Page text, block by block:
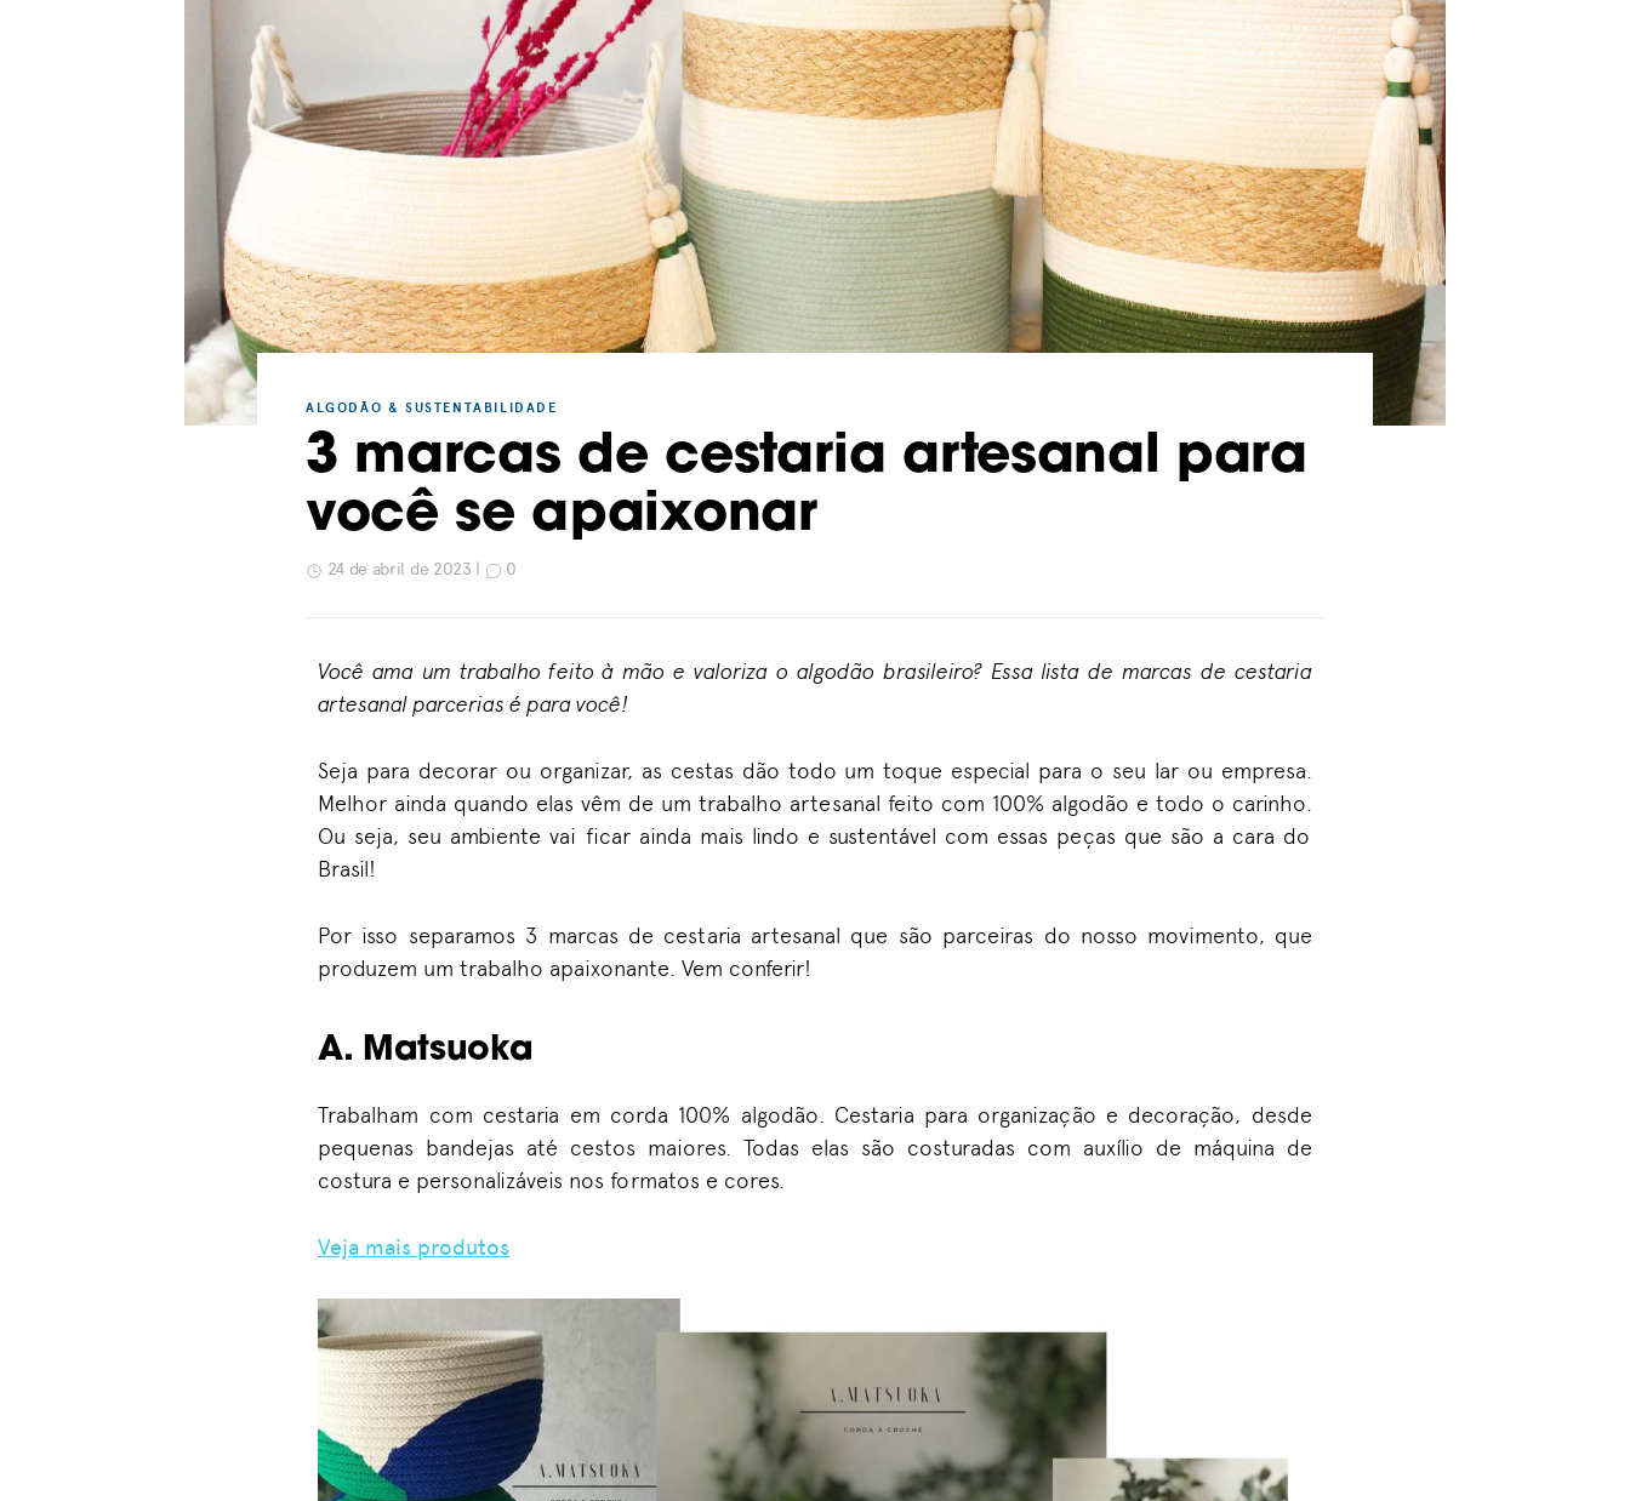
ALGODÃO & SUSTENTABILIDADE
3 marcas de cestaria artesanal para
você se apaixonar
24 de abril de 2023 | 0
Você ama um trabalho feito à mão e valoriza o algodão brasileiro? Essa lista de marcas de cestaria
artesanal parcerias é para você!
Seja para decorar ou organizar, as cestas dão todo um toque especial para o seu lar ou empresa.
Melhor ainda quando elas vêm de um trabalho artesanal feito com 100% algodão e todo o carinho.
Ou seja, seu ambiente vai ficar ainda mais lindo e sustentável com essas peças que são a cara do
Brasil!
Por isso separamos 3 marcas de cestaria artesanal que são parceiras do nosso movimento, que
produzem um trabalho apaixonante. Vem conferir!
A. Matsuoka
Trabalham com cestaria em corda 100% algodão. Cestaria para organização e decoração, desde
pequenas bandejas até cestos maiores.
Todas elas são costuradas com auxílio de máquina de
costura e personalizáveis nos formatos e cores.
Veja mais produtos